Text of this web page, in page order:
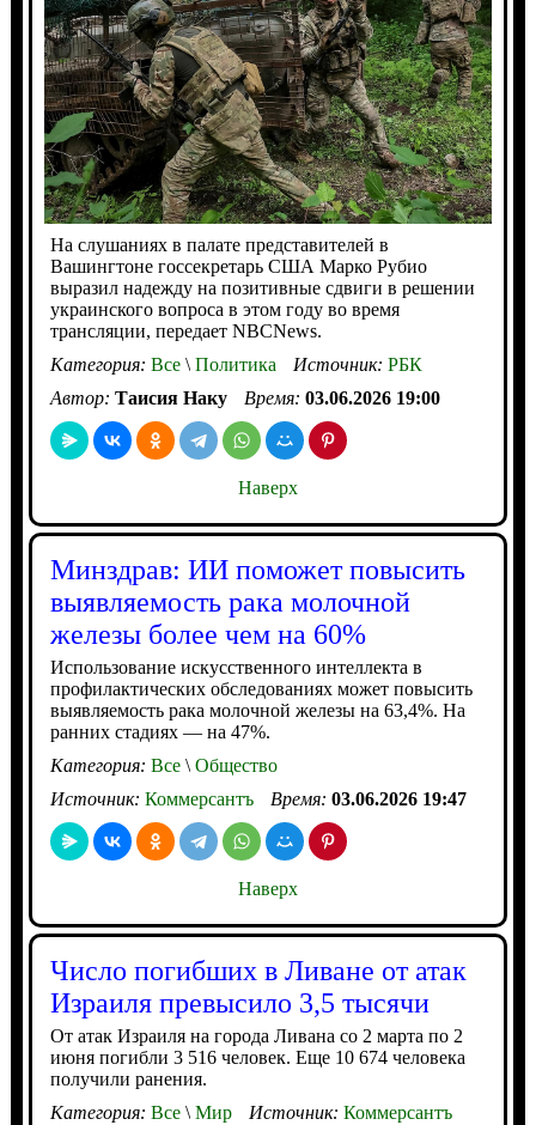
На слушаниях в палате представителей в
Вашингтоне госсекретарь США Марко Рубио
выразил надежду на позитивные сдвиги в решении
украинского вопроса в этом году во время
трансляции, передает NBCNews.
Категория: Все\Политика Источник: РБК
Автор: Таисия Наку Время: 03.06.2026 19:00
Наверх
Минздрав: ИИ поможет повысить
выявляемость рака молочной
железы более чем на 60%
Использование искусственного интеллекта в
профилактических обследованиях может повысить
выявляемость рака молочной железы на 63,4%. На
ранних стадиях — на 47%.
Категория: Все\Общество
Источник: Коммерсантъ Время: 03.06.2026 19:47
Наверх
Число погибших в Ливане от атак
Израиля превысило 3,5 тысячи
От атак Израиля на города Ливана со 2 марта по 2
июня погибли 3 516 человек. Еще 10 674 человека
получили ранения.
Категория: Все\Мир Источник: Коммерсантъ